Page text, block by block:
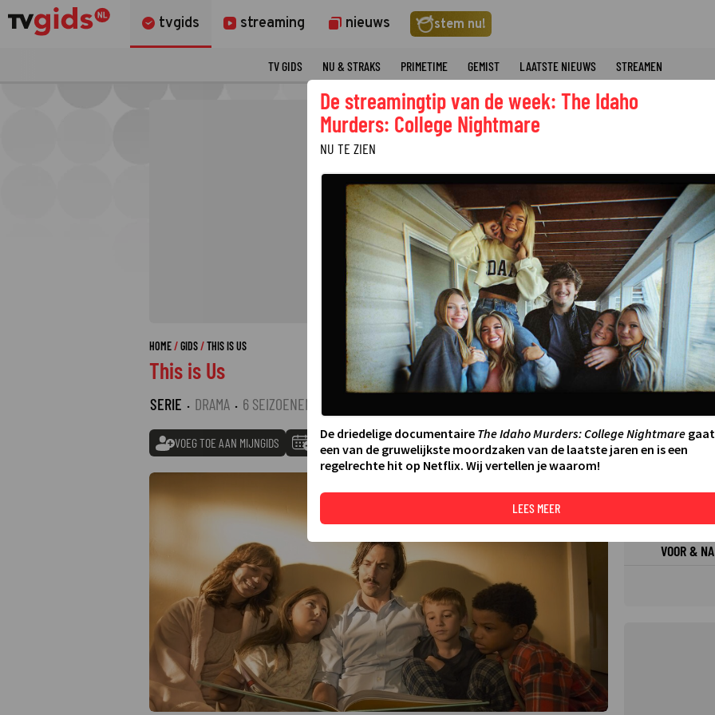
tvgids streaming nieuws stem nu!
TV GIDS NU & STRAKS PRIMETIME GEMIST LAATSTE NIEUWS STREAMEN
HOME GIDS THIS IS US
This is Us
SERIE · DRAMA · 6 SEIZOENEN
VOEG TOE AAN MIJNGIDS TOEVOEGEN AAN AGENDA DELEN
FILMS
DE
VOOR &
De streamingtip van de week: The Idaho
Murders: College Nightmare
NU TE ZIEN
De driedelige documentaire The Idaho Murders: College Nightmaregaat
een van de gruwelijkste moordzaken van de laatste jaren en is een
regelrechte hit op Netflix. Wij vertellen je waarom!
LEES MEER